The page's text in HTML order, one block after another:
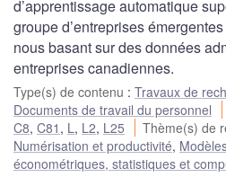
d’apprentissage automatique
groupe d’entreprises
nous basant sur des données
entreprises canadiennes.
Type(s) de contenu : Travaux de
Documents de travail du personnel
C8, C81 , L, L2, L25 Thème(s) de
Numérisation et productivité,
économétriques, statistiques et